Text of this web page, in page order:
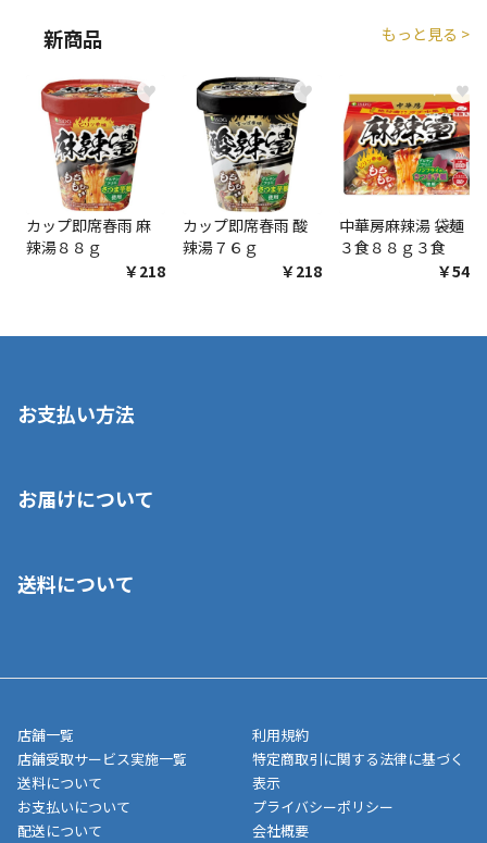
新商品 もっと見る >
♥
カップ即席春雨 麻
辣湯８８ｇ
￥218
♥
カップ即席春雨 酸
辣湯７６ｇ
￥218
♥
中華房麻辣湯 袋麺
３食８８ｇ３食
￥548
お支払い方法
いいただくことはできません。ご了承ください。
■代金引換(代引)※手数料がかかります
■商品によっては一部決済方法が使用できない場合がございま
す。
お届けについて
ご注文が確認出来次第、1～4営業日に発送いたします。「お取り
業日にてお引渡しとなります。(離島などの場合、例外もあります)
メーカー直送品など一部商品については、その他商品との購入に
制限がかかる場合がございます。また発送日についても、通常と
異なる場合がございます。対象商品の説明ページをご確認くださ
い。
■店舗受取をご選択いただいた場合
送料について
店舗一覧
店舗受取サービス実施一覧
送料について
お支払いについて
配送について
利用規約
特定商取引に関する法律に基づく
表示
プライバシーポリシー
会社概要